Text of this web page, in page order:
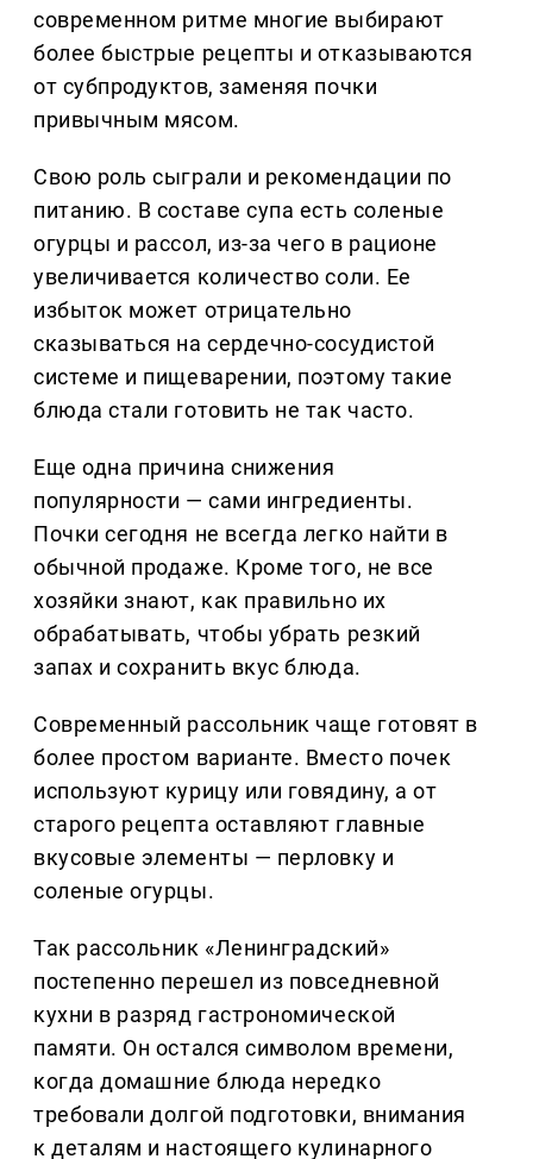
современном ритме многие выбирают
более быстрые рецепты и отказываются
от субпродуктов, заменяя почки
привычным мясом.
Свою роль сыграли и рекомендации по
питанию. В составе супа есть соленые
огурцы и рассол, из-за чего в рационе
увеличивается количество соли. Ее
избыток может отрицательно
сказываться на сердечно-сосудистой
системе и пищеварении, поэтому такие
блюда стали готовить не так часто.
Еще одна причина снижения
популярности — сами ингредиенты.
Почки сегодня не всегда легко найти в
обычной продаже. Кроме того, не все
хозяйки знают, как правильно их
обрабатывать, чтобы убрать резкий
запах и сохранить вкус блюда.
Современный рассольник чаще готовят в
более простом варианте. Вместо почек
используют курицу или говядину, а от
старого рецепта оставляют главные
вкусовые элементы — перловку и
соленые огурцы.
Так рассольник «Ленинградский»
постепенно перешел из повседневной
кухни в разряд гастрономической
памяти. Он остался символом времени,
когда домашние блюда нередко
требовали долгой подготовки, внимания
к деталям и настоящего кулинарного